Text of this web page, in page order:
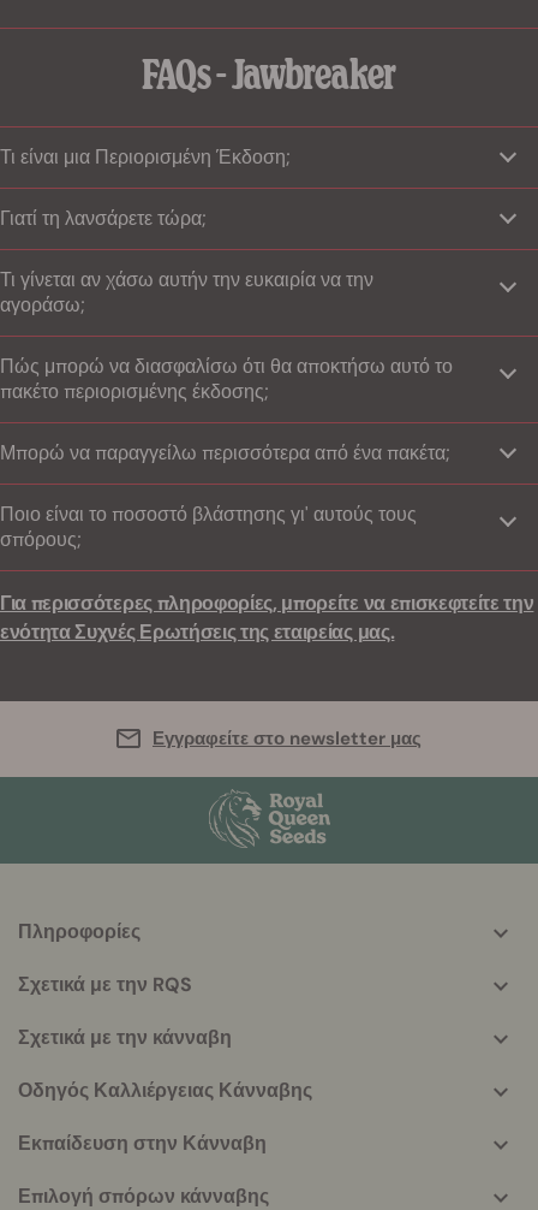
FAQs - Jawbreaker
Τι είναι μια Περιορισμένη Έκδοση;
Γιατί τη λανσάρετε τώρα;
Τι γίνεται αν χάσω αυτήν την ευκαιρία να την
αγοράσω;
Πώς μπορώ να διασφαλίσω ότι θα αποκτήσω αυτό το
πακέτο περιορισμένης έκδοσης;
Μπορώ να παραγγείλω περισσότερα από ένα πακέτα;
Ποιο είναι το ποσοστό βλάστησης γι' αυτούς τους
σπόρους;
Για περισσότερες πληροφορίες, μπορείτε να επισκεφτείτε την
ενότητα ΣυχνέςΕρωτήσεις της εταιρείας μας.
Εγγραφείτε στο newsletter μας
More
info
Πληροφορίες
Σχετικά με την RQS
Σχετικά με την κάνναβη
Οδηγός Καλλιέργειας Κάνναβης
Εκπαίδευση στην Κάνναβη
Επιλογή σπόρων κάνναβης